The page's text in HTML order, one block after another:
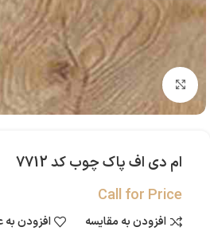
بزرگنمایی تصویر
ام دی اف پاک چوب کد 7712
Call for Price
افزودن به مقایسه افزودن به